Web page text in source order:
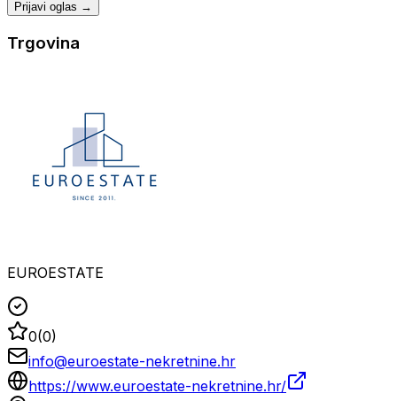
Prijavi oglas →
Trgovina
EUROESTATE
0(0)
info@euroestate-nekretnine.hr
https://www.euroestate-nekretnine.hr/